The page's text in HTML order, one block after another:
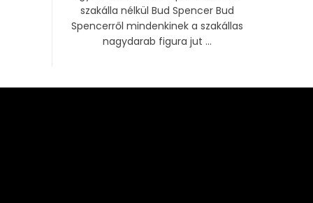
szakálla nélkül Bud Spencer Bud
Spencerről mindenkinek a szakállas
nagydarab figura jut ...